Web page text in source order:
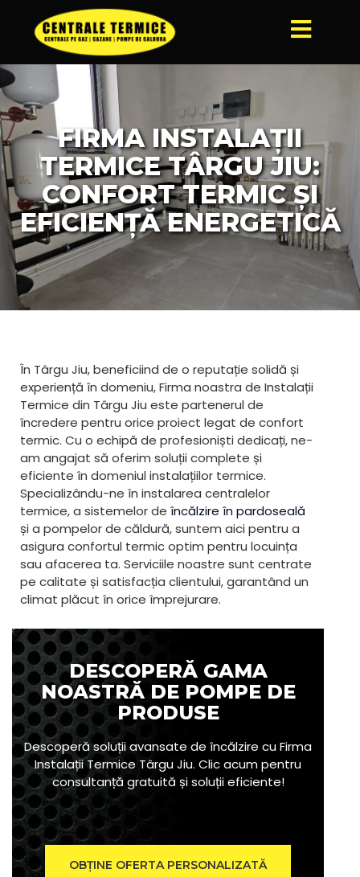
FIRMA INSTALAȚII
TERMICE TÂRGU JIU:
CONFORT TERMIC ȘI
EFICIENȚĂ ENERGETICĂ
În Târgu Jiu, beneficiind de o reputație solidă și
experiență în domeniu, Firma noastra de Instalații
Termice din Târgu Jiu este partenerul de
încredere pentru orice proiect legat de confort
termic. Cu o echipă de profesioniști dedicați, ne-
am angajat să oferim soluții complete și
eficiente în domeniul instalațiilor termice.
Specializându-ne în instalarea centralelor
termice, a sistemelor de încălzire în pardoseală
și a pompelor de căldură, suntem aici pentru a
asigura confortul termic optim pentru locuința
sau afacerea ta. Serviciile noastre sunt centrate
pe calitate și satisfacția clientului, garantând un
climat plăcut în orice împrejurare.
DESCOPERĂ GAMA
NOASTRĂ DE POMPE DE
PRODUSE
Descoperă soluții avansate de încălzire cu Firma
Instalații Termice Târgu Jiu. Clic acum pentru
consultanță gratuită și soluții eficiente!
OBȚINE OFERTA PERSONALIZATĂ